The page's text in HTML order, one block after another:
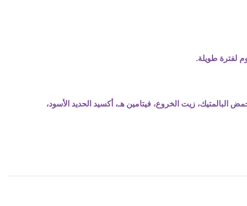
لفترة طويلة.
زيت الخروع، فيتامين هـ، أكسيد الحديد الأسود،